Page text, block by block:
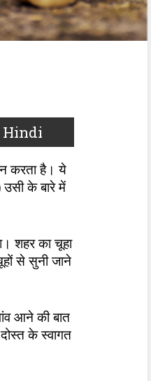
Hindi
करता है। ये
के बारे में
शहर का चूहा
से सुनी जाने
आने की बात
के स्वागत